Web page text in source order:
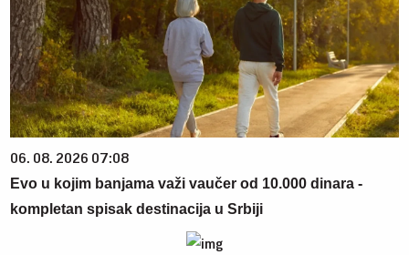
06. 08. 2026 07:08
Evo u kojim banjama važi vaučer od 10.000 dinara -
kompletan spisak destinacija u Srbiji